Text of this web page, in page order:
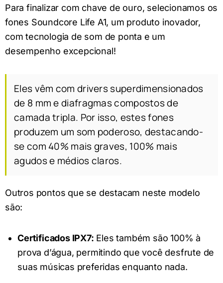
Para finalizar com chave de ouro, selecionamos os
fones Soundcore Life A1, um produto inovador,
com tecnologia de som de ponta e um
desempenho excepcional!
Eles vêm com drivers superdimensionados
de 8 mm e diafragmas compostos de
camada tripla. Por isso, estes fones
produzem um som poderoso, destacando-
se com 40% mais graves, 100% mais
agudos e médios claros.
Outros pontos que se destacam neste modelo
são:
Certificados IPX7: Eles também são 100% à
prova d’água, permitindo que você desfrute de
suas músicas preferidas enquanto nada.